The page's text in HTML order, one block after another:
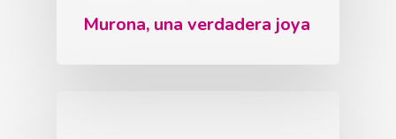
Murona, una verdadera joya